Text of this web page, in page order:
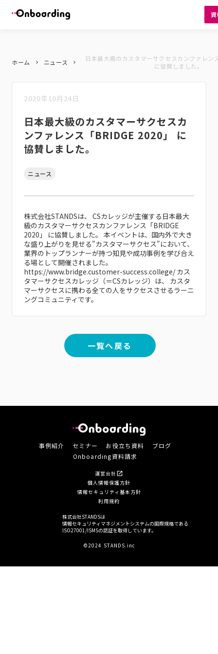
ホーム keyboard_arrow_right ニュース keyboard_arrow_right
日本最大級のカスタマーサクセスカンファレン
に協賛しました。
2020年10月24日
日本最大級のカスタマーサクセスカ
ンファレンス「BRIDGE 2020」 に
協賛しました。
ニュース
株式会社STANDSは、 CSカレッジが主催する日本最大
級のカスタマーサクセスカンファレンス「BRIDGE
2020」 に協賛しました。 本イベントは、国内外で大き
な盛り上がりを見せる"カスタマーサクセス"において、
業界のトップランナーが持つ知見や成功事例を学び合え
る場として開催されました。
https://www.bridge.customer-success.college/ カス
タマーサクセスカレッジ（＝CSカレッジ）は、 カスタ
マーサクセスに携わる全ての人をサクセスさせるラーニ
ングコミュニティです。
一覧へ戻る
事例紹介 セミナー お役立ち資料
ブログ
Onboarding資料請求
運営会社open_in_new
個人情報保護方針
情報セキュリティ基本方針
利用規約
株式会社STANDSは
情報セキュリティマネジメントシステムの国際規格である
ISO27001/ISMSの認証を取得しています。
©2024 STANDS.inc